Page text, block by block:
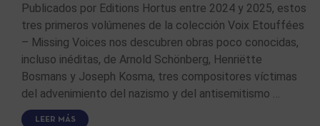
Publicados por Editions Hortus entre 2024 y 2025, estos
tres primeros volúmenes de la colección Voix Etouffées
– Missing Voices nos descubren obras poco conocidas,
incluso inéditas, de Arnold Schönberg, Henriëtte
Bosmans y Joseph Kosma, tres compositores víctimas
del advenimiento del nazismo y del antisemitismo …
LEER MÁS